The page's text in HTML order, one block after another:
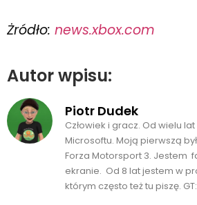
Żródło: news.xbox.com
Autor wpisu:
Piotr Dudek
Człowiek i gracz. Od wielu
Microsoftu. Moją pierwszą
Forza Motorsport 3. Jestem
ekranie. Od 8 lat jestem w
którym często też tu piszę.